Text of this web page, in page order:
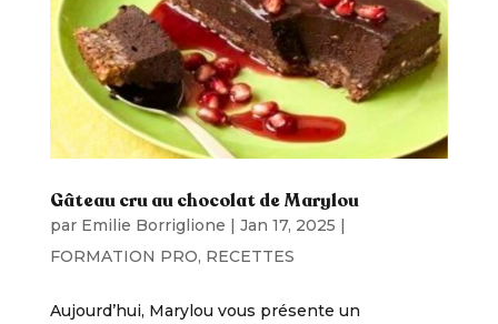
Gâteau cru au chocolat de Marylou
par Emilie Borriglione | Jan 17, 2025 |
FORMATION PRO, RECETTES
Aujourd’hui, Marylou vous présente un